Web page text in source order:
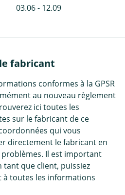
03.06 - 12.09
fabricant
conformes à la GPSR
au nouveau règlement
ici toutes les
sur le fabricant de ce
qui vous
directement le fabricant en
Il est important
tant que client, puissiez
toutes les informations